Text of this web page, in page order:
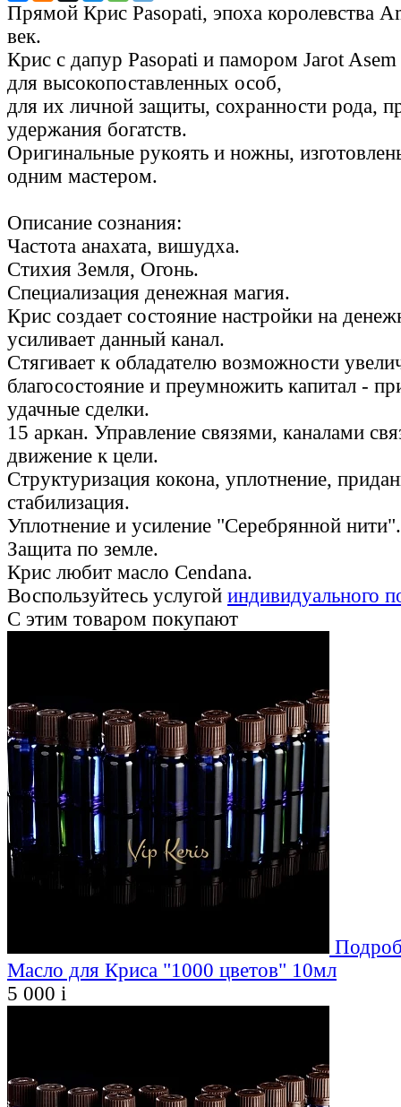
Прямой Крис Pasopati, эпоха королевства
век.
Крис с дапур Pasopati и памором Jarot Asem
для высокопоставленных особ,
для их личной защиты, сохранности рода,
удержания богатств.
Оригинальные рукоять и ножны,
одним мастером.
Описание сознания:
Частота анахата, вишудха.
Стихия Земля, Огонь.
Специализация денежная магия.
Крис создает состояние настройки на
усиливает данный канал.
Стягивает к обладателю возможности
благосостояние и преумножить капитал -
удачные сделки.
15 аркан. Управление связями, каналами
движение к цели.
Структуризация кокона, уплотнение,
стабилизация.
Уплотнение и усиление "Серебрянной нити".
Защита по земле.
Крис любит масло Сendana.
Воспользуйтесь услугой индивидуального
С этим товаром покупают
Масло для Криса "1000 цветов" 10мл
5 000 i